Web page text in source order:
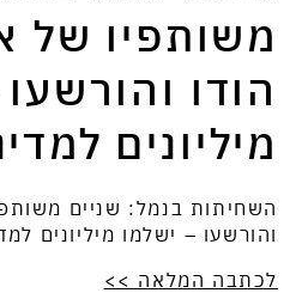
בנמל:
של
והורשעו –
למדינה
השחיתות בנמל: שניים
והורשעו – ישלמו מיליונים למדינה
לכתבה המלאה >>